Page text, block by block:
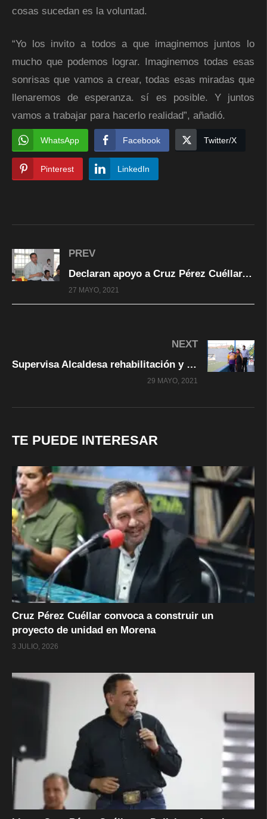
cosas sucedan es la voluntad.
“Yo los invito a todos a que imaginemos juntos lo
mucho que podemos lograr. Imaginemos todas esas
sonrisas que vamos a crear, todas esas miradas que
llenaremos de esperanza. sí es posible. Y juntos
vamos a trabajar para hacerlo realidad”, añadió.
WhatsApp Facebook Twitter/X
Pinterest LinkedIn
PREV
Declaran apoyo a Cruz Pérez Cuéllar, miembros de la Agrupación Empresarial de Transporte de Juárez A.C
27 MAYO, 2021
NEXT
Supervisa Alcaldesa rehabilitación y acondicionamiento de canchas de fútbol en las colonias Dale y Mármol
29 MAYO, 2021
TE PUEDE INTERESAR
Cruz Pérez Cuéllar convoca a construir un
proyecto de unidad en Morena
3 JULIO, 2026